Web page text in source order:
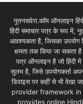
नूतनसवेरा.कॉम ऑनलाइन
हिंदी समाचार पत्र के रूप में,
आवश्यकता है, जिसका उपयोग
क्षमता तक किया जा
पत्र ऑनलाइन है जो हिंदी में
सुलभ है, जिसे उपयोगकर्ता
डिवाइस पर कहीं से भी
provider framework
provides online